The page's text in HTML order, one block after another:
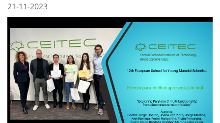
21-11-2023